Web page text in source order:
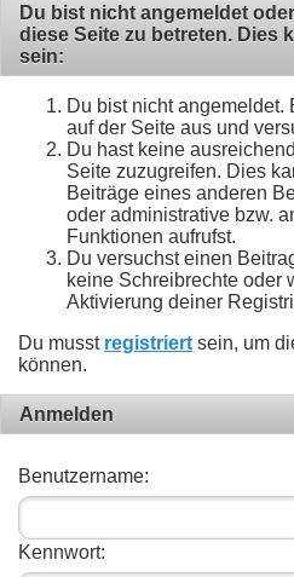
Du bist nicht angemeldet
diese Seite zu betreten. Dies
sein:
Du bist nicht angemeldet.
auf der Seite aus und
Du hast keine
Seite zuzugreifen. Dies
Beiträge eines anderen
oder administrative bzw.
Funktionen aufrufst.
Du versuchst einen
keine Schreibrechte oder
Aktivierung deiner
Du musst registriert sein, um
können.
Anmelden
Benutzername:
Kennwort: